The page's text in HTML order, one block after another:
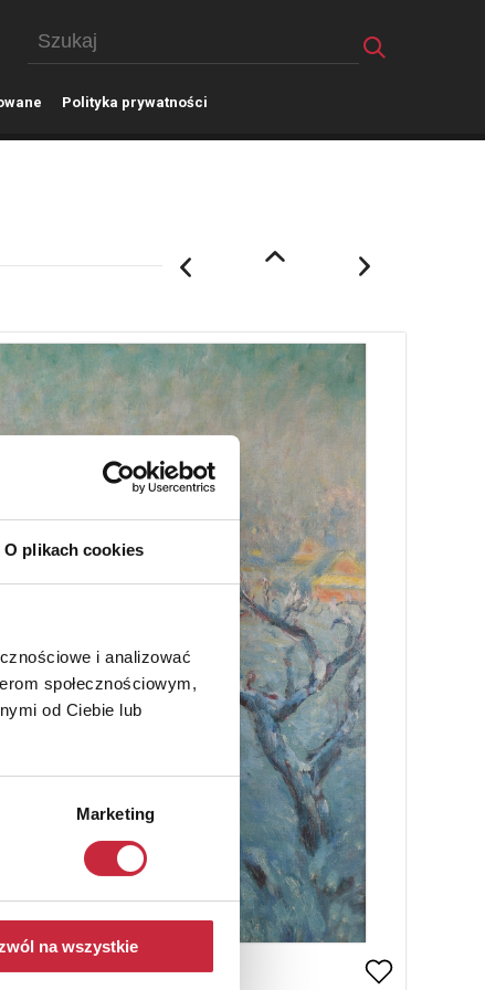
O plikach cookies
i analizować
społecznościowym,
od Ciebie lub
Marketing
na wszystkie
Polityka prywatności